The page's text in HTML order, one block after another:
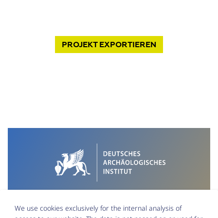
PROJEKTEXPORTIEREN
We use cookies exclusively for the internal analysis of